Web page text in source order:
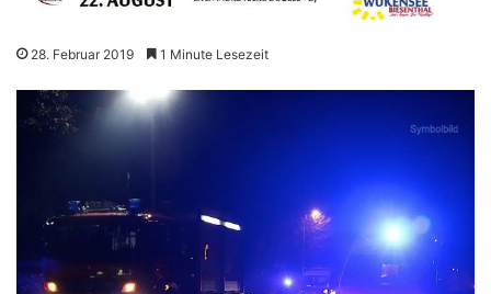
28. Februar 2019 1 Minute Lesezeit